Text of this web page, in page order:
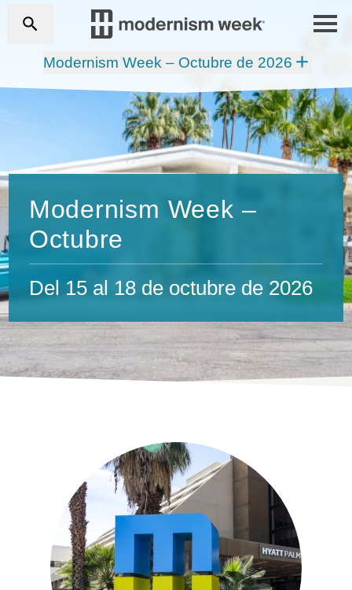
Modernism Week – Octubre de 2026
Modernism Week –
Octubre
Del 15 al 18 de octubre de 2026